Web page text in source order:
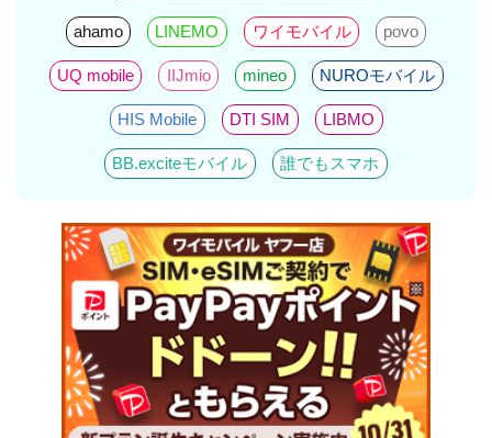
ahamo LINEMO ワイモバイル povo
UQ mobile IIJmio mineo NUROモバイル
HIS Mobile DTI SIM LIBMO
BB.exciteモバイル 誰でもスマホ